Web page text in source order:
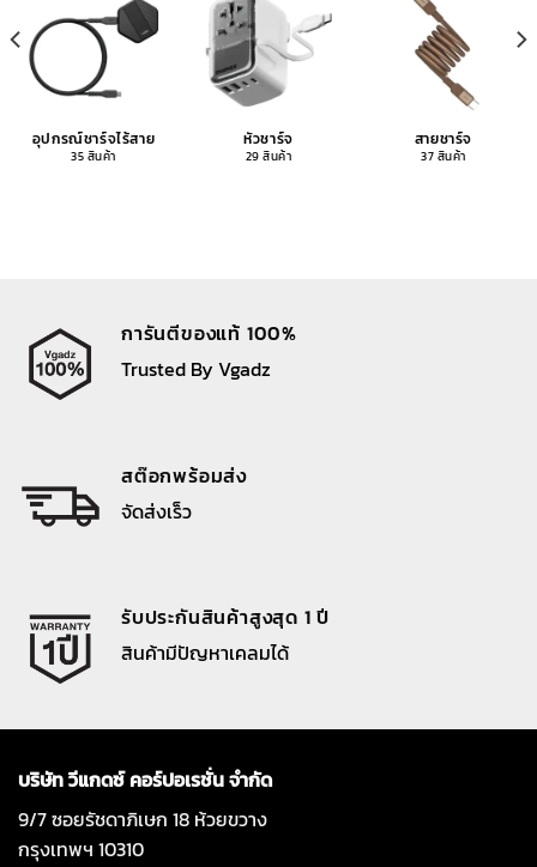
อุปกรณ์ชาร์จไร้สาย
35 สินค้า
หัวชาร์จ
29 สินค้า
สายชาร์จ
37 สินค้า
การันตีของแท้ 100%
Trusted By Vgadz
สต๊อกพร้อมส่ง
จัดส่งเร็ว
รับประกันสินค้าสูงสุด 1 ปี
สินค้ามีปัญหาเคลมได้
บริษัท วีแกดซ์ คอร์ปอเรชั่น จำกัด
9/7 ซอยรัชดาภิเษก 18 ห้วยขวาง
กรุงเทพฯ 10310